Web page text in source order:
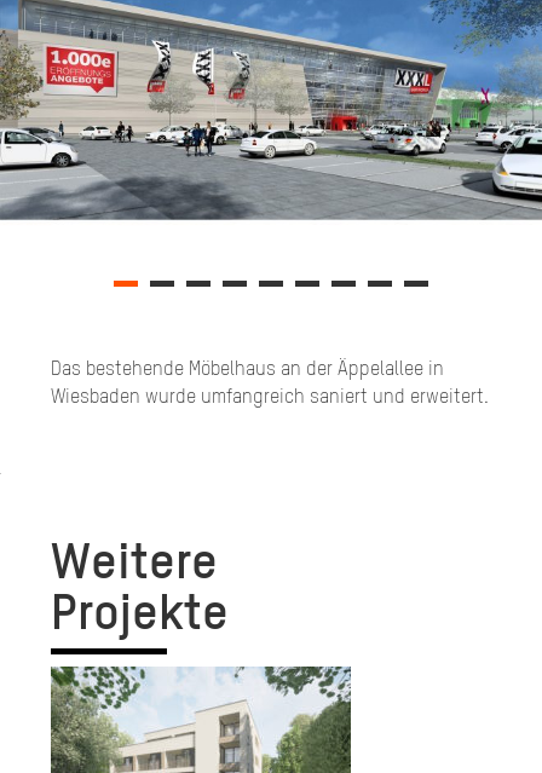
Das bestehende Möbelhaus an der Äppelallee in
Wiesbaden wurde umfangreich saniert und erweitert.
Weitere
Projekte